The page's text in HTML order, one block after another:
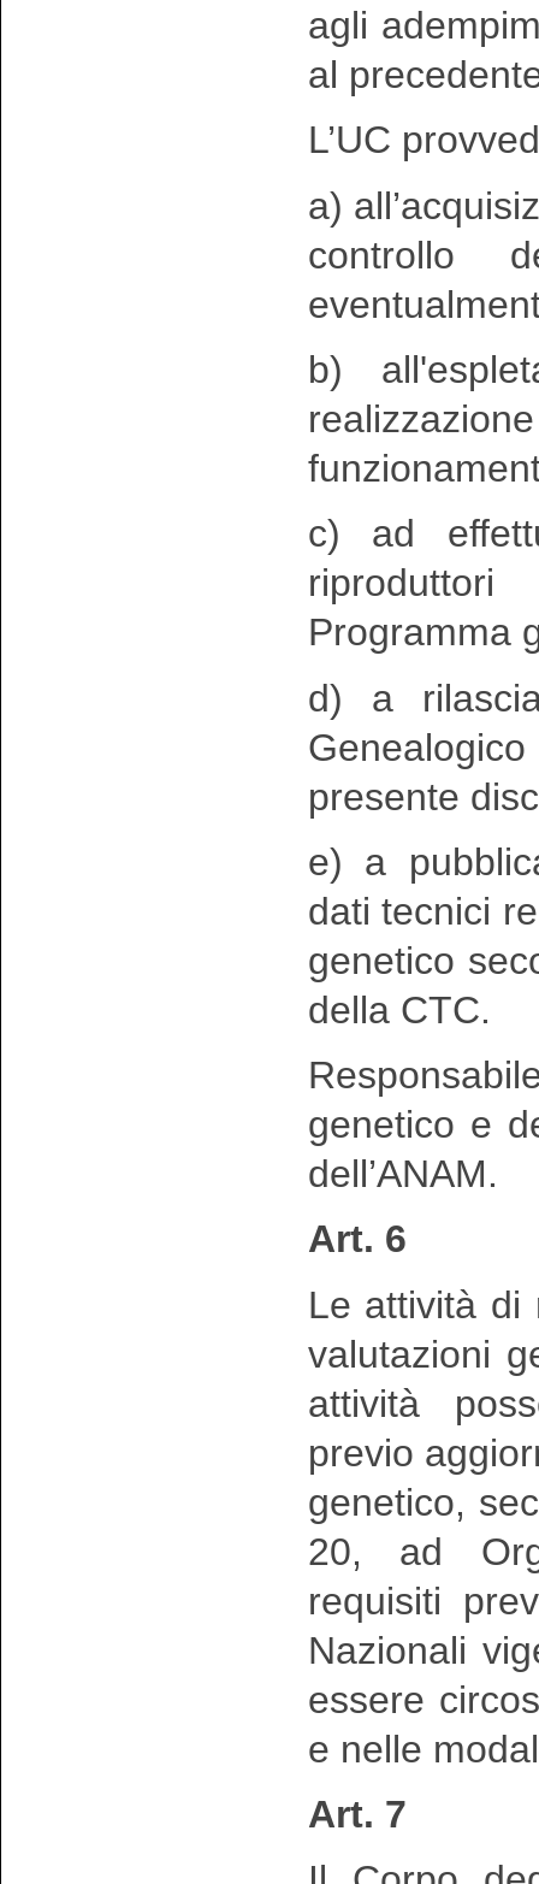
agli
al
L’UC
a)
controllo
b)
c) ad
Programma
d) a
presente
e) a
dati tecnici
genetico
della CTC.
genetico e
dell’ANAM.
Art. 6
Le attività di
valutazioni
attività
previo
genetico,
20, ad
requisiti
Nazionali
essere
e nelle
Art. 7